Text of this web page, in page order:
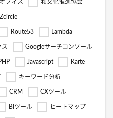
フィス 和文化推進協会
Route53 Lambda
ス Googleサーチコンソール
PHP Javascript Karte
キーワード分析
CRM CXツール
BIツール ヒートマップ